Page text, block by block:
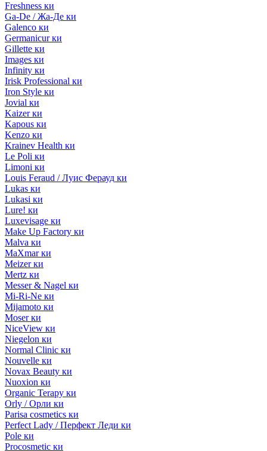
Freshness ки
Ga-De / Жа-Де ки
Galenco ки
Germanicur ки
Gillette ки
Images ки
Infinity ки
Irisk Professional ки
Iron Style ки
Jovial ки
Kaizer ки
Kapous ки
Kenzo ки
Krainev Health ки
Le Poli ки
Limoni ки
Louis Feraud / Луис Ферауд ки
Lukas ки
Lukasi ки
Lure! ки
Luxevisage ки
Make Up Factory ки
Malva ки
MaXmar ки
Meizer ки
Mertz ки
Messer & Nagel ки
Mi-Ri-Ne ки
Mijamoto ки
Moser ки
NiceView ки
Niegelon ки
Normal Clinic ки
Nouvelle ки
Novax Beauty ки
Nuoxion ки
Organic Terapy ки
Orly / Орли ки
Parisa cosmetics ки
Perfect Lady / Перфект Леди ки
Pole ки
Procosmetic ки